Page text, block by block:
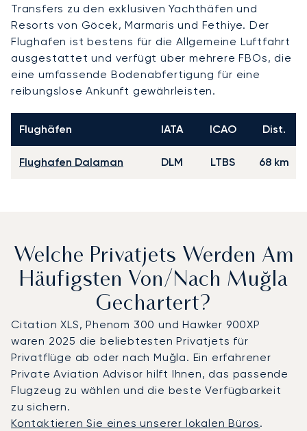
Transfers zu den exklusiven Yachthäfen und
Resorts von Göcek, Marmaris und Fethiye. Der
Flughafen ist bestens für die Allgemeine Luftfahrt
ausgestattet und verfügt über mehrere FBOs, die
eine umfassende Bodenabfertigung für eine
reibungslose Ankunft gewährleisten.
Flughäfen IATA ICAO Dist.
Flughafen Dalaman DLM LTBS 68 km
Welche Privatjets Werden Am
Häufigsten Von/nach Muğla
Gechartert?
Citation XLS, Phenom 300 und Hawker 900XP
waren 2025 die beliebtesten Privatjets für
Privatflüge ab oder nach Muğla. Ein erfahrener
Private Aviation Advisor hilft Ihnen, das passende
Flugzeug zu wählen und die beste Verfügbarkeit
zu sichern.
Kontaktieren Sie eines unserer lokalen Büros.